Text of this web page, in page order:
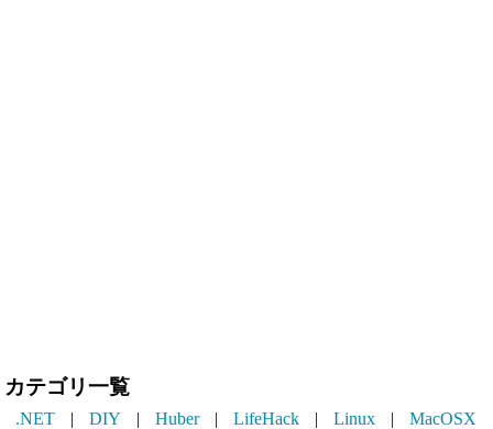
カテゴリ一覧
.NET | DIY | Huber | LifeHack | Linux | MacOSX